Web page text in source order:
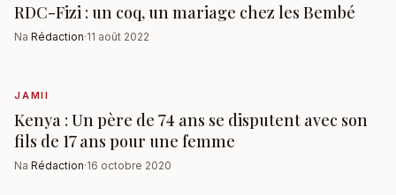
RDC-Fizi : un coq, un mariage chez les Bembé
Na Rédaction·11 août 2022
JAMII
Kenya : Un père de 74 ans se disputent avec son
fils de 17 ans pour une femme
Na Rédaction·16 octobre 2020